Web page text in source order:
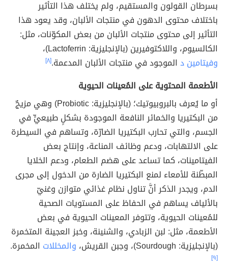
بسرطان القولون والمستقيم، ولم يختلف هذا التأثير
باختلاف محتوى الدهون في منتجات الألبان، وقد يعود هذا
التأثير إلى محتوى منتجات الألبان من بعض المكوّنات، مثل:
الكالسيوم، واللاكتوفيرين (بالإنجليزية: Lactoferrin)،
وفيتامين د الموجود في منتجات الألبان المدعمة.[٨]
الأطعمة المحتوية على المُعينات الحيوية
أو ما يُعرف بالبروبيوتيك؛ (بالإنجليزية: Probiotic) وهي مزيجٌ
من البكتيريا والخمائر النافعة الموجودة بشكلٍ طبيعيٍّ في
الجسم، والتي تحارب البكتيريا الضارّة، وتساهم في السيطرة
على الالتهابات، ودعم وظائف المناعة، وإنتاج بعض
الفيتامينات، كما تساعد على هضم الطعام، ودعم الخلايا
المبطّنة للأمعاء لمنع البكتيريا الضارة من الدخول إلى مجرى
الدم، ويجدر الذكر أنَّ تناول نظام غذائي متوازن وغنيّ
بالألياف يساهم في الحفاظ على المستويات الصحية
للمُعينات الحيوية، وتتوفر المعينات الحيوية في بعض
الأطعمة، مثل: لبن الزبادي، والشنينة، وخبز العجينة المتخمرة
(بالإنجليزية: Sourdough)، وجبن القريش،
والمخللات المخمرة.
[٩]